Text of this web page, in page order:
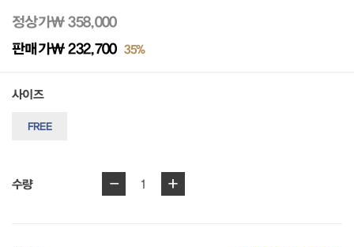
정상가₩ 358,000
판매가₩ 232,700 35%
사이즈
FREE
수량 - 1 +